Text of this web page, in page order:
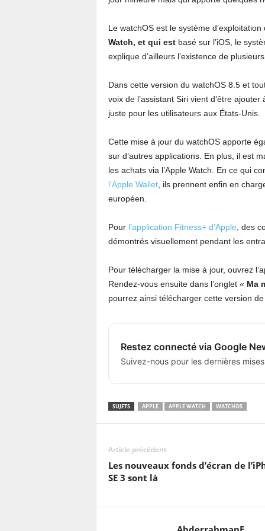
Le watchOS est le système
Watch, et qui est basé sur l’iOS, le
explique d’ailleurs l’existence de
Dans cette version du watchOS 8.5 et
voix de l’assistant Siri vient d’être
juste pour les utilisateurs aux États-Unis.
Cette mise à jour du watchOS apporte
sur d’autres applications. En plus, il est
les achats via l’Apple Watch. En ce qui
l’Apple Wallet, ils prennent enfin en
européen.
Pour l’application Fitness+ d’Apple , des
démontrés visuellement pendant les
Pour télécharger la mise à jour, ouvrez
Rendez-vous ensuite dans l’onglet « Ma
pourrez ainsi télécharger cette version
Restez connecté via Google
Suivez-nous pour les dernières
SUJETS APPLE APPLE WATCH WATCHOS
Article précédent
Les nouveaux fonds d’écran de
SE 3 sont là